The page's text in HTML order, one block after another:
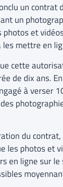
un contrat
un
et
les mettre en
cette
de dix ans.
à verser
du
les photos et
en ligne sur